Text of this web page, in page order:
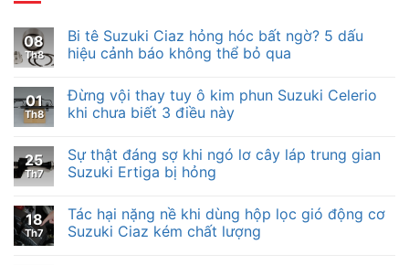
08
Th8
Bi tê Suzuki Ciaz hỏng hóc bất ngờ? 5 dấu
hiệu cảnh báo không thể bỏ qua
01
Th8
Đừng vội thay tuy ô kim phun Suzuki Celerio
khi chưa biết 3 điều này
25
Th7
Sự thật đáng sợ khi ngó lơ cây láp trung gian
Suzuki Ertiga bị hỏng
18
Th7
Tác hại nặng nề khi dùng hộp lọc gió động cơ
Suzuki Ciaz kém chất lượng